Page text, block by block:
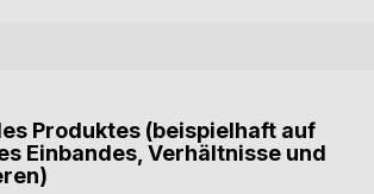
Produktes (beispielhaft auf
Einbandes, Verhältnisse und